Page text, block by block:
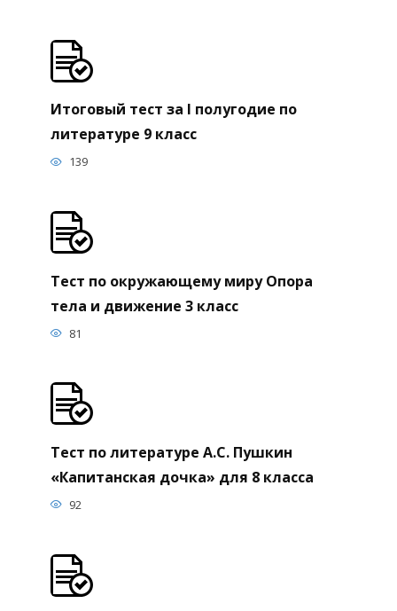
Итоговый тест за I полугодие по
литературе 9 класс
139
Тест по окружающему миру Опора
тела и движение 3 класс
81
Тест по литературе А.С. Пушкин
«Капитанская дочка» для 8 класса
92